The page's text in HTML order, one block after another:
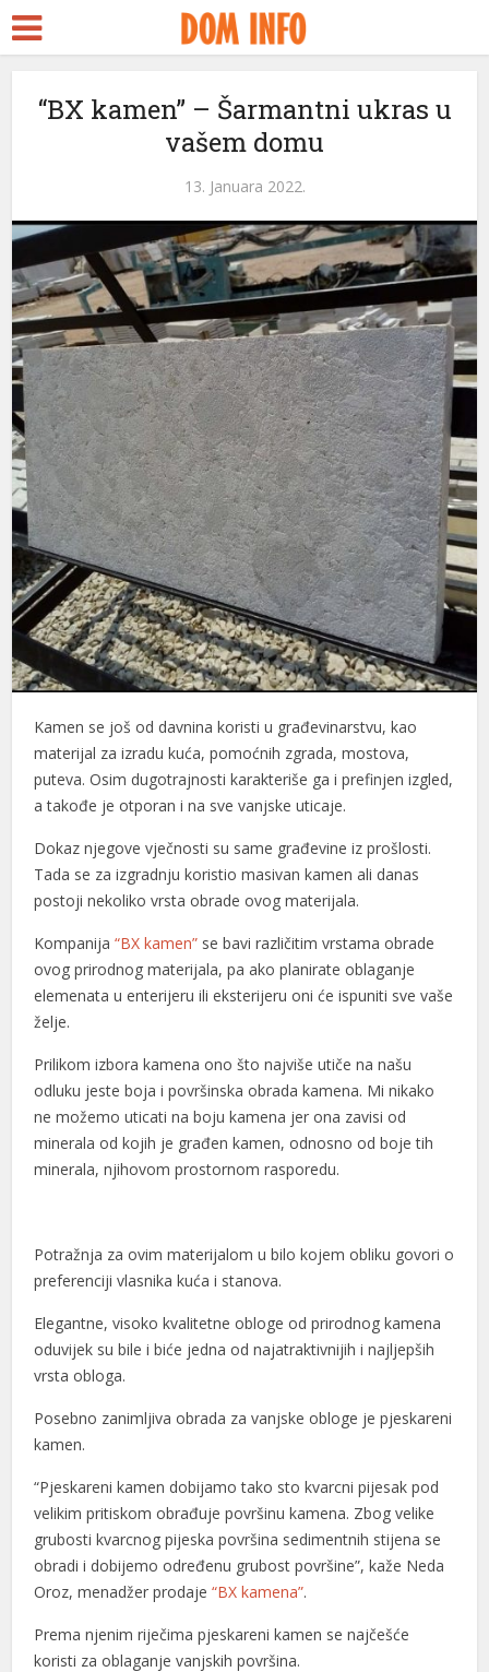
“BX kamen” – Šarmantni ukras u
vašem domu
13. Januara 2022.
Kamen se još od davnina koristi u građevinarstvu, kao
materijal za izradu kuća, pomoćnih zgrada, mostova,
puteva. Osim dugotrajnosti karakteriše ga i prefinjen izgled,
a takođe je otporan i na sve vanjske uticaje.
Dokaz njegove vječnosti su same građevine iz prošlosti.
Tada se za izgradnju koristio masivan kamen ali danas
postoji nekoliko vrsta obrade ovog materijala.
Kompanija“BX kamen” se bavi različitim vrstama obrade
ovog prirodnog materijala, pa ako planirate oblaganje
elemenata u enterijeru ili eksterijeru oni će ispuniti sve vaše
želje.
Prilikom izbora kamena ono što najviše utiče na našu
odluku jeste boja i površinska obrada kamena. Mi nikako
ne možemo uticati na boju kamena jer ona zavisi od
minerala od kojih je građen kamen, odnosno od boje tih
minerala, njihovom prostornom rasporedu.
Potražnja za ovim materijalom u bilo kojem obliku govori o
preferenciji vlasnika kuća i stanova.
Elegantne, visoko kvalitetne obloge od prirodnog kamena
oduvijek su bile i biće jedna od najatraktivnijih i najljepših
vrsta obloga.
Posebno zanimljiva obrada za vanjske obloge je pjeskareni
kamen.
“Pjeskareni kamen dobijamo tako sto kvarcni pijesak pod
velikim pritiskom obrađuje površinu kamena. Zbog velike
grubosti kvarcnog pijeska površina sedimentnih stijena se
obradi i dobijemo određenu grubost površine”, kaže Neda
Oroz, menadžer prodaje“BX kamena”.
Prema njenim riječima pjeskareni kamen se najčešće
koristi za oblaganje vanjskih površina.